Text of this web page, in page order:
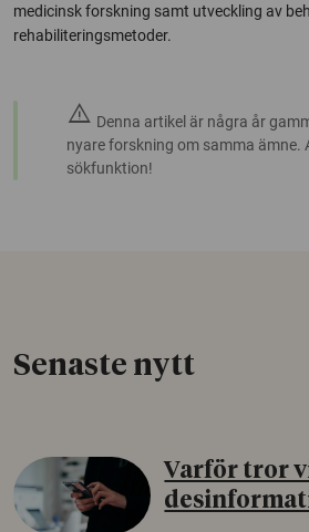
medicinsk forskning samt utveckling av
rehabiliteringsmetoder.
warning Denna artikel är några år
nyare forskning om samma ämne.
sökfunktion!
Senaste nytt
Varför tror